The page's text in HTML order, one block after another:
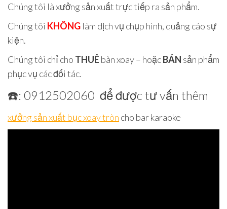
Chúng tôi là xưởng sản xuất trực tiếp ra sản phẩm.
Chúng tôi KHÔNG làm dịch vụ chụp hình, quảng cáo sự
kiện.
Chúng tôi chỉ cho THUÊ bàn xoay – hoặcBÁN sản phẩm
phục vụ các đối tác.
☎️: 0912502060 để được tư vấn thêm
xưởng sản xuất bục xoay tròn cho bar karaoke